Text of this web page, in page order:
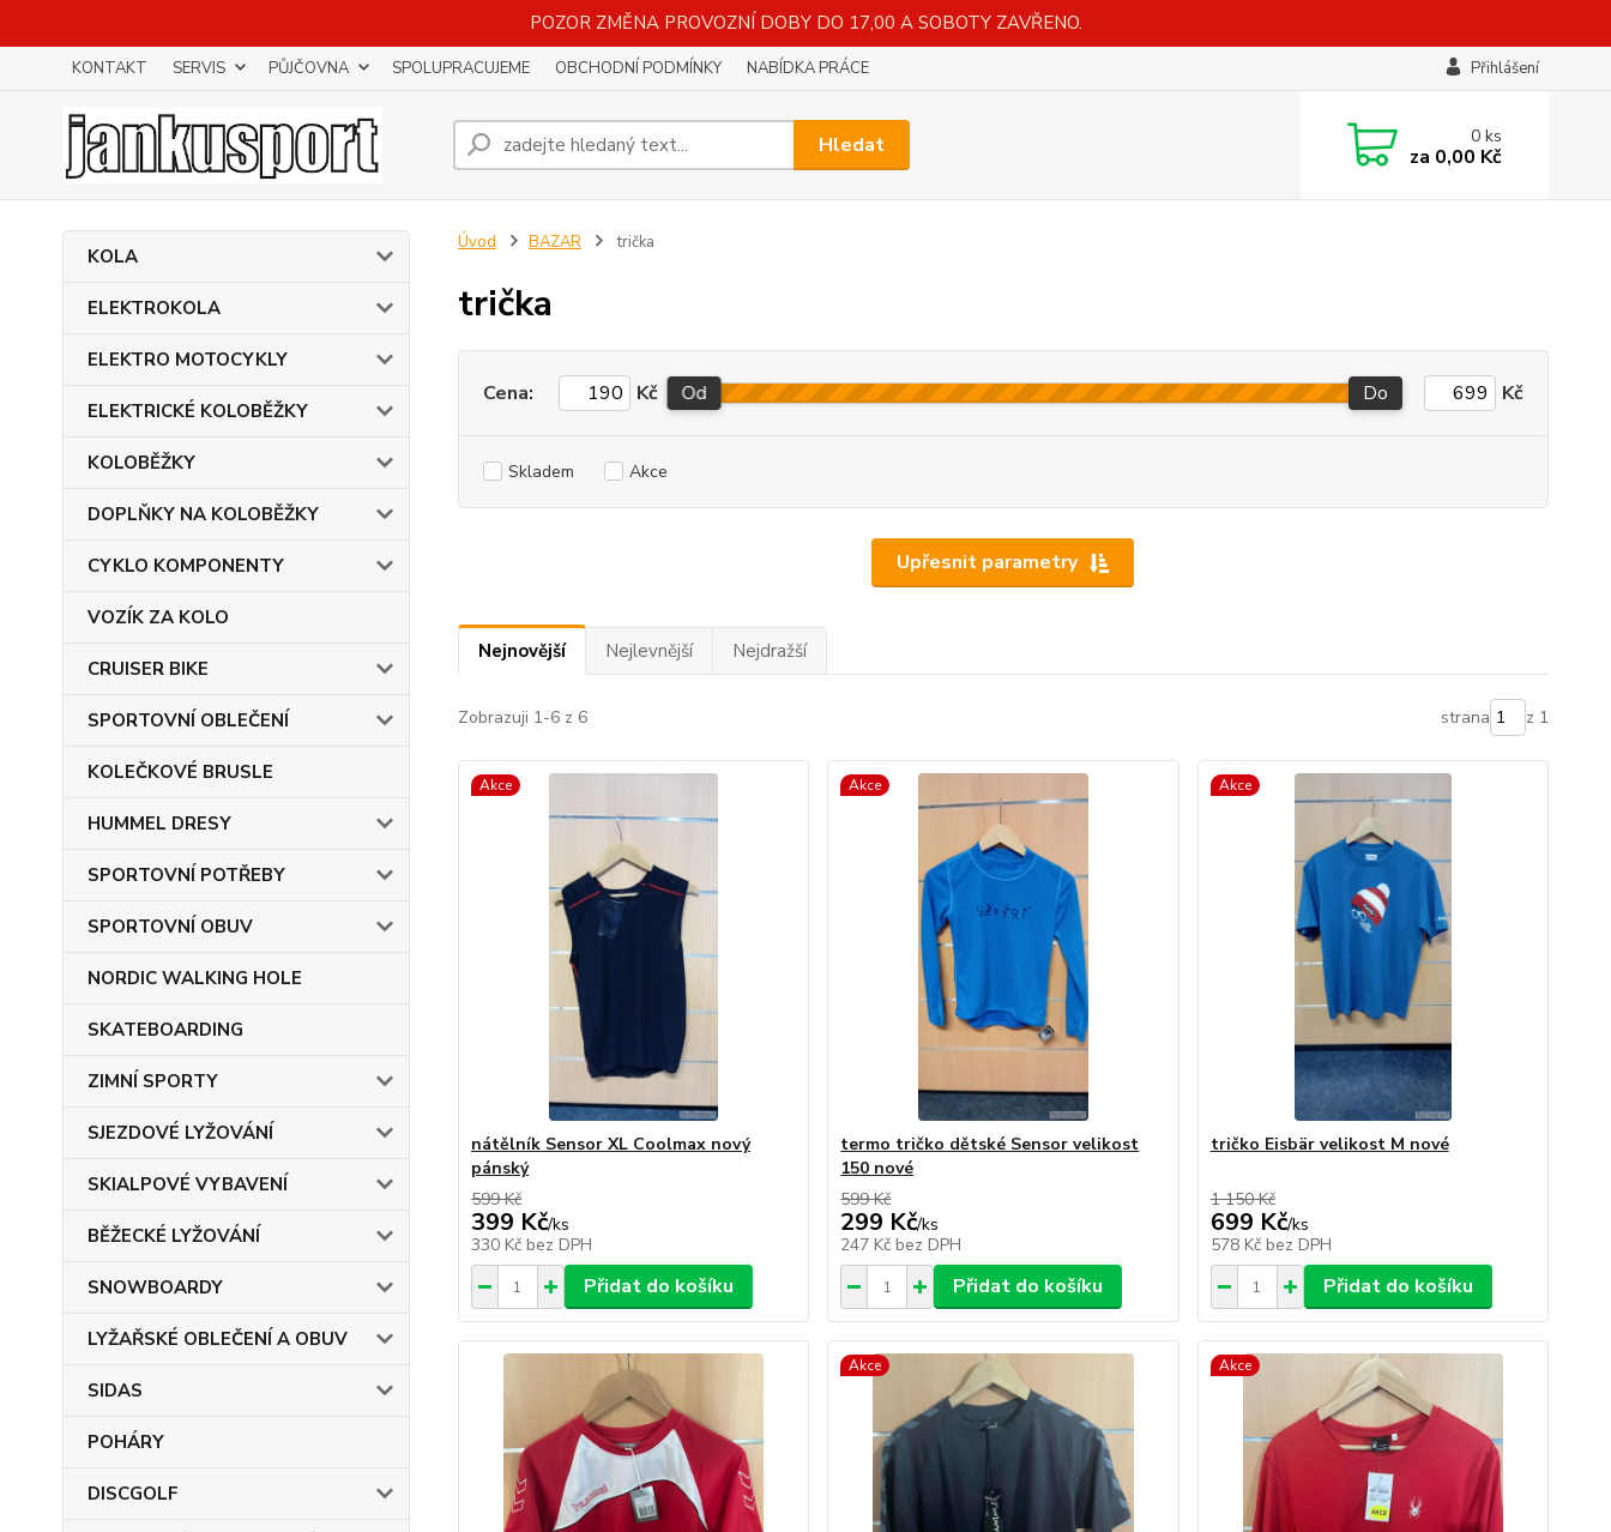
POZOR ZMĚNA PROVOZNÍ DOBY DO 17,00 A SOBOTY ZAVŘENO.
KONTAKT SERVIS PŮJČOVNA SPOLUPRACUJEME OBCHODNÍ PODMÍNKY NABÍDKA PRÁCE Přihlášení
Hledat 0ks
za 0,00 Kč
KOLA
ELEKTROKOLA
ELEKTRO MOTOCYKLY
ELEKTRICKÉ KOLOBĚŽKY
KOLOBĚŽKY
DOPLŇKY NA KOLOBĚŽKY
CYKLO KOMPONENTY
VOZÍK ZA KOLO
CRUISER BIKE
SPORTOVNÍ OBLEČENÍ
KOLEČKOVÉ BRUSLE
HUMMEL DRESY
SPORTOVNÍ POTŘEBY
SPORTOVNÍ OBUV
NORDIC WALKING HOLE
SKATEBOARDING
ZIMNÍ SPORTY
SJEZDOVÉ LYŽOVÁNÍ
SKIALPOVÉ VYBAVENÍ
BĚŽECKÉ LYŽOVÁNÍ
SNOWBOARDY
LYŽAŘSKÉ OBLEČENÍ A OBUV
SIDAS
POHÁRY
DISCGOLF
Úvod BAZAR trička
trička
Upřesnit parametry
Cena: Kč Od Do Kč
Skladem Akce
Nejnovější Nejlevnější Nejdražší
Zobrazuji 1-6 z 6 strana z 1
Akce
nátělník Sensor XL Coolmax nový
pánský
599 Kč
399 Kč/ks
330 Kč bez DPH
Přidat do košíku
Akce
termo tričko dětské Sensor velikost
150 nové
599 Kč
299 Kč/ks
247 Kč bez DPH
Přidat do košíku
Akce
tričko Eisbär velikost M nové
1 150 Kč
699 Kč/ks
578 Kč bez DPH
Přidat do košíku
Akce Akce